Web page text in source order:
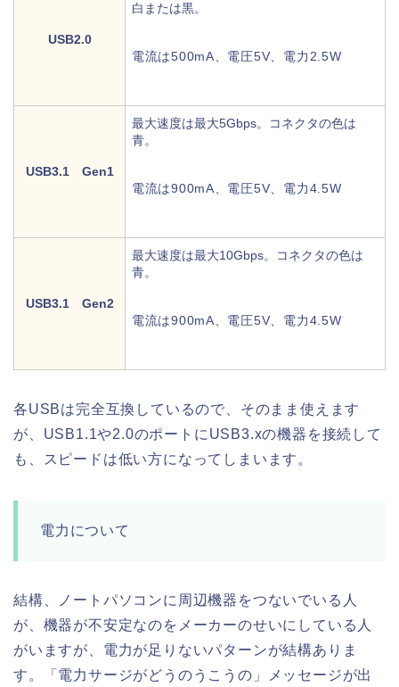
USB2.0
白または黒。
電流は500mA、電圧5V、電力2.5W
USB3.1 Gen1
最大速度は最大5Gbps。コネクタの色は
青。
電流は900mA、電圧5V、電力4.5W
USB3.1 Gen2
最大速度は最大10Gbps。コネクタの色は
青。
電流は900mA、電圧5V、電力4.5W
各USBは完全互換しているので、そのまま使えます
が、USB1.1や2.0のポートにUSB3.xの機器を接続して
も、スピードは低い方になってしまいます。
電力について
結構、ノートパソコンに周辺機器をつないでいる人
が、機器が不安定なのをメーカーのせいにしている人
がいますが、電力が足りないパターンが結構ありま
す。「電力サージがどうのうこうの」メッセージが出